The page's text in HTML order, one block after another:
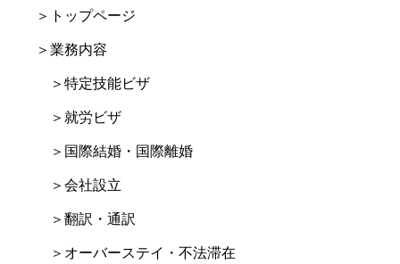
＞トップページ
＞業務内容
＞特定技能ビザ
＞就労ビザ
＞国際結婚・国際離婚
＞会社設立
＞翻訳・通訳
＞オーバーステイ・不法滞在